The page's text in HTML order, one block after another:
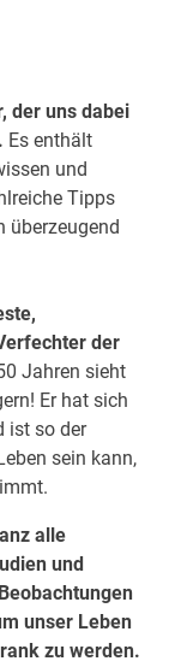
der uns dabei
Es enthält
und
Tipps
überzeugend
der
Jahren sieht
Er hat sich
ist so der
sein kann,
alle
und
unser Leben
zu werden.